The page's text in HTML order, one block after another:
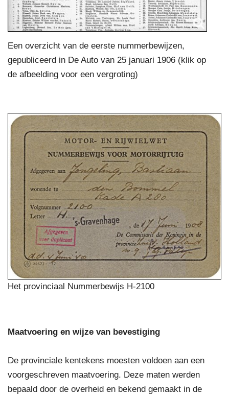
Een overzicht van de eerste nummerbewijzen,
gepubliceerd in De Auto van 25 januari 1906 (klik op
de afbeelding voor een vergroting)
Het provinciaal Nummerbewijs H-2100
Maatvoering en wijze van bevestiging
De provinciale kentekens moesten voldoen aan een
voorgeschreven maatvoering. Deze maten werden
bepaald door de overheid en bekend gemaakt in de